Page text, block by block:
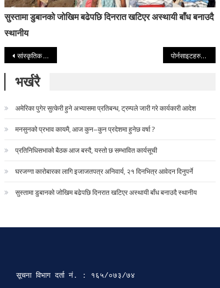
सुस्तामा डुबानको जोखिम बढेपछि दिनरात खटिएर अस्थायी बाँध बनाउदै
स्थानीय
Post navigation
सांस्कृतिक महत्वको आगम घर सङ्कटमा (विज्ञप्ति सहित) पोर्नसाइटहरुमाथि सरकारले लगायो कडा प्रतिबन्ध, अब लुकेर हेर्नेमाथि निगरानी राखिने
भर्खरै
अमेरिका पुगेर सुत्केरी हुने अभ्यासमा प्रतिबन्ध, ट्रम्पले जारी गरे कार्यकारी आदेश
मनसुनको प्रभाव कायमै, आज कुन–कुन प्रदेशमा हुनेछ वर्षा ?
प्रतिनिधिसभाको बैठक आज बस्दै, यस्तो छ सम्भावित कार्यसूची
घरजग्गा कारोबारका लागि इजाजतपत्र अनिवार्य, २१ दिनभित्र आवेदन दिनुपर्ने
सुस्तामा डुबानको जोखिम बढेपछि दिनरात खटिएर अस्थायी बाँध बनाउदै स्थानीय
सूचना विभाग दर्ता‍ नं. : १६५/०७३/७४